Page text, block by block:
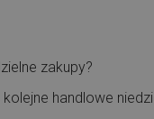
zakupy?
handlowe